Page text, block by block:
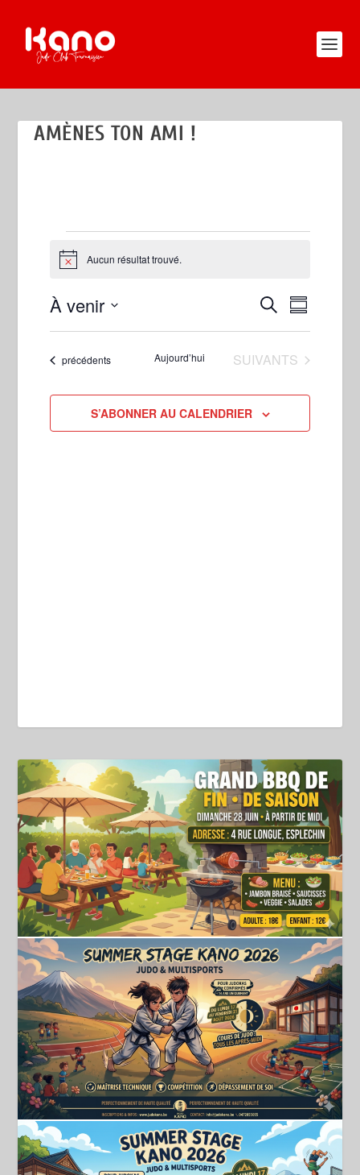
AMÈNES TON AMI !
ÉVÈNEMENTS
Notice Aucun résultat trouvé.
RECHERCHE
ET
DE
VUES
ÉVÈNEMENTS
RECHERCHE
RÉSUMÉ
À venir
dateÉvènements
précédents Aujourd’hui ÉVÈNEMENTS
SUIVANTS
S’ABONNER AU CALENDRIER